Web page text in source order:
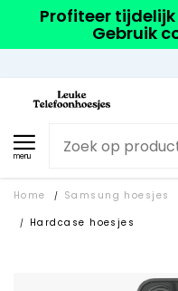
Profiteer
Gebruik
menu
Home / Samsung hoesjes
/ Hardcase hoesjes